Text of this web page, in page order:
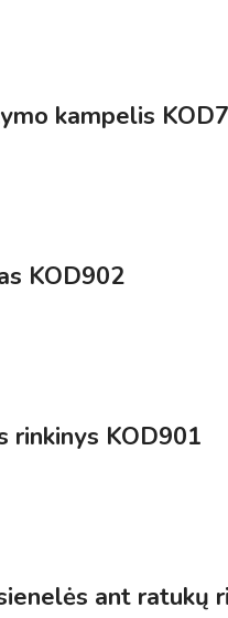
kampelis
KOD902
rinkinys KOD901
ant ratukų